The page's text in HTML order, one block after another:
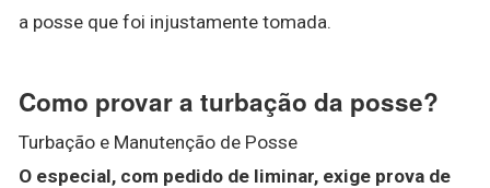
a posse que foi injustamente tomada.
Como provar a turbação da posse?
Turbação e Manutenção de Posse
O especial, com pedido de liminar, exige prova de